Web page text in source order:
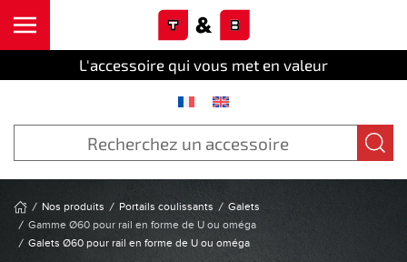
L'accessoire qui vous met en valeur
Nos produits Portails coulissants
Galets
Gamme Ø60 pour rail en forme de U ou oméga
Galets Ø60 pour rail en forme de U ou oméga
Cookies management panel